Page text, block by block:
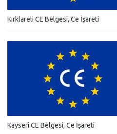
Kırklareli CE Belgesi, Ce İşareti
Kayseri CE Belgesi, Ce İşareti